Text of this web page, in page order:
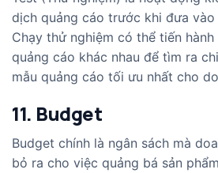
dịch quảng cáo trước khi đưa vào
Chạy thử nghiệm có thể tiến
quảng cáo khác nhau để tìm ra
mẫu quảng cáo tối ưu nhất cho
11. Budget
Budget chính là ngân sách mà
bỏ ra cho việc quảng bá sản